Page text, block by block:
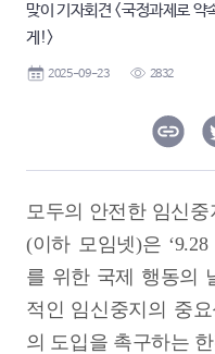
맞이 기자회견 <국정과제로 약
게!>
2025-09-23 2832
모두의 안전한 임신
(이하 모임넷)은
를 위한 국제 행동의
적인 임신중지의 중
의 도입을 촉구하는